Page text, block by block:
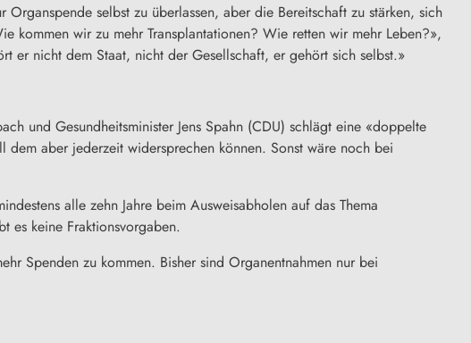
Organspende selbst zu überlassen, aber die Bereitschaft zu stärken, sich
kommen wir zu mehr Transplantationen? Wie retten wir mehr Leben?»,
er nicht dem Staat, nicht der Gesellschaft, er gehört sich selbst.»
und Gesundheitsminister Jens Spahn (CDU) schlägt eine «doppelte
aber jederzeit widersprechen können. Sonst wäre noch bei
alle zehn Jahre beim Ausweisabholen auf das Thema
es keine Fraktionsvorgaben.
Spenden zu kommen. Bisher sind Organentnahmen nur bei